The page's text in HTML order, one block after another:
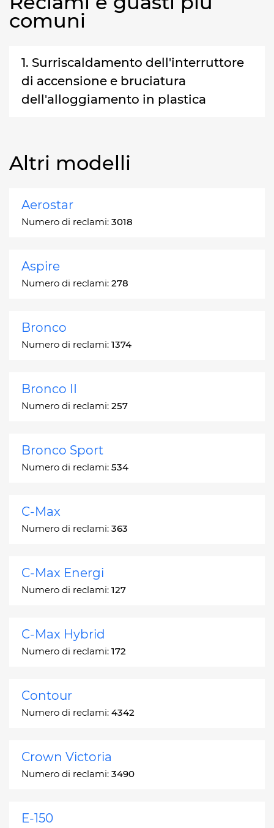
comuni
1. Surriscaldamento dell'interruttore
di accensione e bruciatura
dell'alloggiamento in plastica
Altri modelli
Aerostar
Numero di reclami: 3018
Aspire
Numero di reclami: 278
Bronco
Numero di reclami: 1374
Bronco II
Numero di reclami: 257
Bronco Sport
Numero di reclami: 534
C-Max
Numero di reclami: 363
C-Max Energi
Numero di reclami: 127
C-Max Hybrid
Numero di reclami: 172
Contour
Numero di reclami: 4342
Crown Victoria
Numero di reclami: 3490
E-150